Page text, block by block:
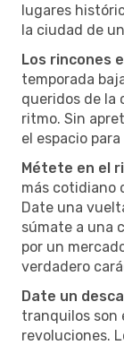
lugares
la ciudad de
Los rincones
temporada
queridos de la
ritmo. Sin
el espacio
Métete en el
más cotidiano
Date una
súmate a una
por un
verdadero
Date un
tranquilos son
revoluciones.